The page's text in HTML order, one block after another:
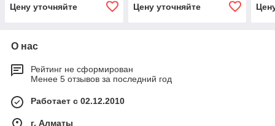
Цену уточняйте Цену уточняйте
О нас
Рейтинг не сформирован
Менее 5 отзывов за последний год
Работает с 02.12.2010
г. Алматы